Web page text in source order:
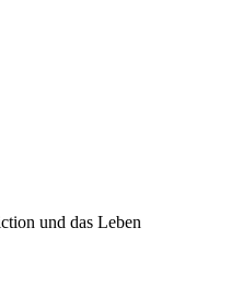
und das Leben